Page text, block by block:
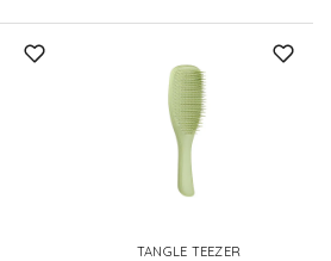
TANGLE TEEZER